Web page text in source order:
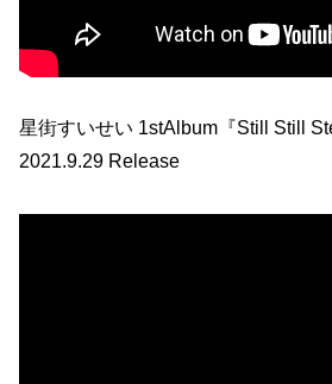
星街すいせい 1stAlbum『Still Still
2021.9.29 Release